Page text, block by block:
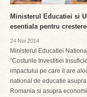
Ministerul Educatiei si
esentiala pentru
24 Noi 2014
Ministerul Educatiei
"Costurile Investitiei
impactului pe care il are
national de educatie
Romania si asupra